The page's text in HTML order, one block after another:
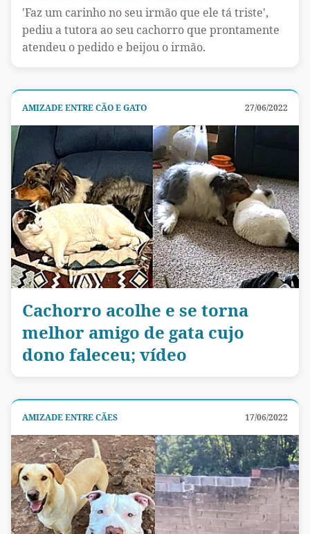
'Faz um carinho no seu irmão que ele tá triste',
pediu a tutora ao seu cachorro que prontamente
atendeu o pedido e beijou o irmão.
AMIZADE ENTRE CÃO E GATO 27/06/2022
Cachorro acolhe e se torna
melhor amigo de gata cujo
dono faleceu; vídeo
AMIZADE ENTRE CÃES 17/06/2022